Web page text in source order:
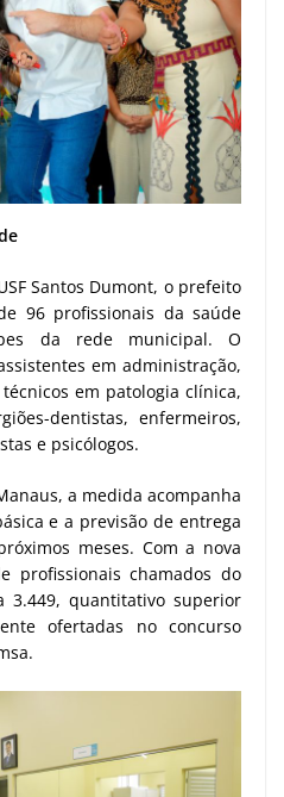
Santos Dumont, o prefeito
96 profissionais da saúde
da rede municipal. O
em administração,
em patologia clínica,
dentistas, enfermeiros,
e psicólogos.
a medida acompanha
e a previsão de entrega
meses. Com a nova
profissionais chamados do
3.449, quantitativo superior
ofertadas no concurso